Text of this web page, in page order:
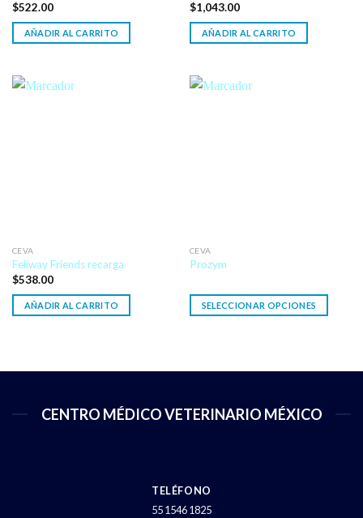
$522.00
AÑADIR AL CARRITO
$1,043.00
AÑADIR AL CARRITO
CEVA
Feliway Friends recarga
$538.00
AÑADIR AL CARRITO
CEVA
Prozym
SELECCIONAR OPCIONES
CENTRO MÉDICO VETERINARIO MÉXICO
TELÉFONO
55 1546 1825